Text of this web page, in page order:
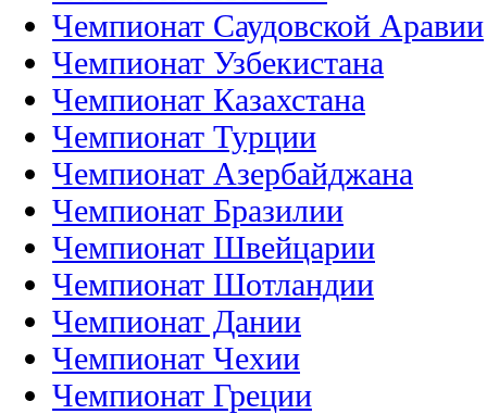
Чемпионат Саудовской Аравии
Чемпионат Узбекистана
Чемпионат Казахстана
Чемпионат Турции
Чемпионат Азербайджана
Чемпионат Бразилии
Чемпионат Швейцарии
Чемпионат Шотландии
Чемпионат Дании
Чемпионат Чехии
Чемпионат Греции